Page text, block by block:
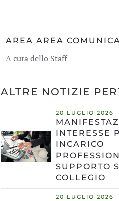
AREA AREA
A cura dello Staff
ALTRE NOTIZIE
20 LUGLIO 2026
INTERESSE
INCARICO
SUPPORTO
COLLEGIO
20 LUGLIO 2026